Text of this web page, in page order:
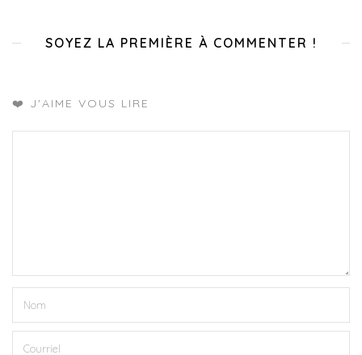
SOYEZ LA PREMIÈRE À COMMENTER !
❤️ J'AIME VOUS LIRE